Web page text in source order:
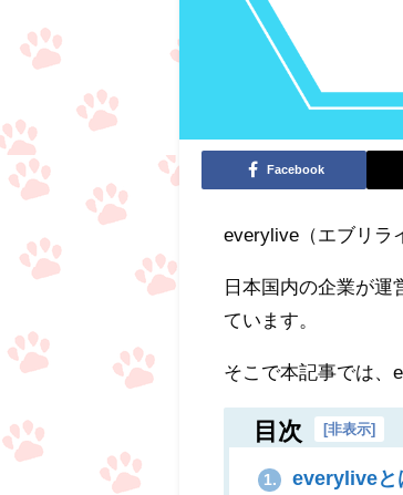
Facebook
everylive（エブリラ
日本国内の企業が
ています。
そこで本記事では、
目次 [非表示]
1. everyliveと